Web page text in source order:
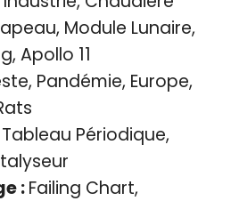
Module Lunaire,
Apollo 11
Pandémie, Europe,
Tableau Périodique,
:Failing Chart,